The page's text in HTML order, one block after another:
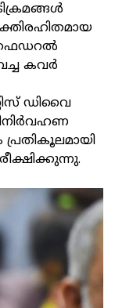
ഫെഡറല്‍
കവര്‍
ഡിവൈ